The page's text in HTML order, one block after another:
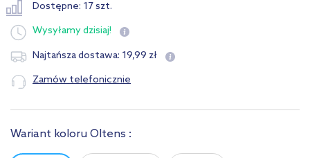
Dostępne: 17 szt.
Wysyłamydzisiaj!
Najtańsza dostawa: 19,99 zł
Zamów telefonicznie
Wariant koloru Oltens :